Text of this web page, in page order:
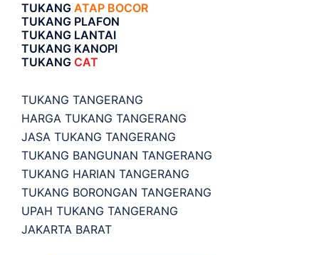
TUKANG ATAP BOCOR
TUKANG PLAFON
TUKANG LANTAI
TUKANG KANOPI
TUKANG CAT
TUKANG TANGERANG
HARGA TUKANG TANGERANG
JASA TUKANG TANGERANG
TUKANG BANGUNAN TANGERANG
TUKANG HARIAN TANGERANG
TUKANG BORONGAN TANGERANG
UPAH TUKANG TANGERANG
JAKARTA BARAT